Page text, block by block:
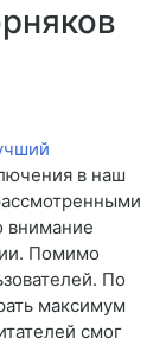
в наш
внимание
Помимо
По
максимум
смог